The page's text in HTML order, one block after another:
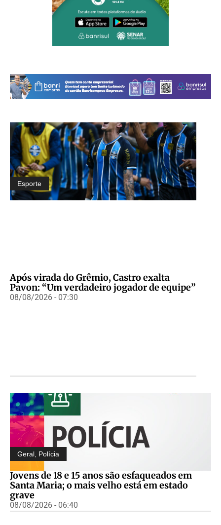
Esporte
Após virada do Grêmio, Castro exalta
Pavon: “Um verdadeiro jogador de equipe”
08/08/2026 - 07:30
Geral Polícia
Jovens de 18 e 15 anos são esfaqueados em
Santa Maria; o mais velho está em estado
grave
08/08/2026 - 06:40